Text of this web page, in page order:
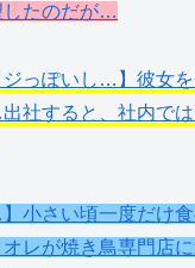
したのだが…
ジっぽいし…】彼女
社すると、社内で
小さい頃一度だけ
レが焼き鳥専門店